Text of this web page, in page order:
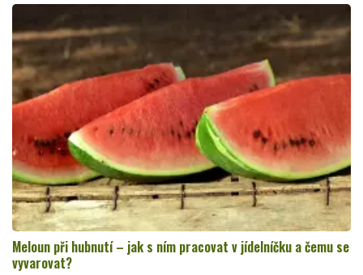
Meloun při hubnutí – jak s ním pracovat v jídelníčku a čemu se
vyvarovat?